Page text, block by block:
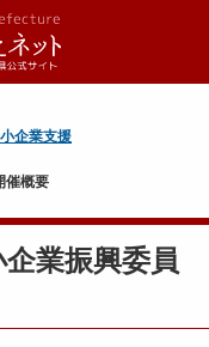
企業支援
催概要
業振興委員